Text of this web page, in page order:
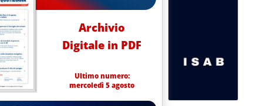
Archivio
Digitale in PDF
Ultimo numero:
mercoledì 5 agosto